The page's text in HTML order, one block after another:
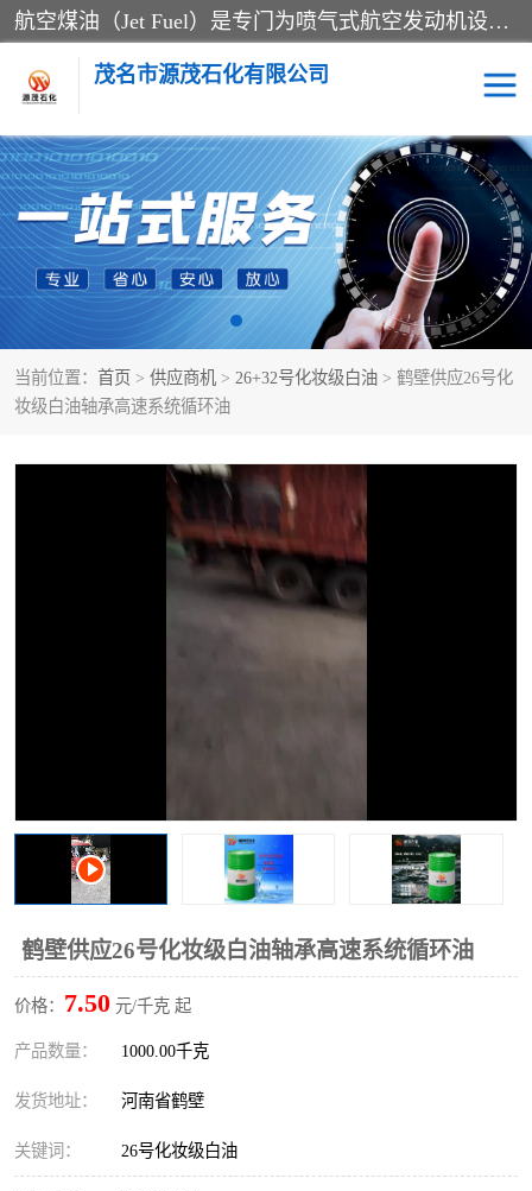
航空煤油（Jet Fuel）是专门为喷气式航空发动机设计的高纯度燃料，主要分为Jet A、Jet A-1和Jet B等类型。其特点是闪点高、低温流动性好，并添加了抗静电剂和抗氧化剂以确保飞行安全。航空煤油需
茂名市源茂石化有限公司
当前位置： 首页 > 供应商机 > 26+32号化妆级白油 > 鹤壁供应26号化
妆级白油轴承高速系统循环油
鹤壁供应26号化妆级白油轴承高速系统循环油
价格： 7.50 元/千克 起
产品数量： 1000.00千克
发货地址： 河南省鹤壁
关键词： 26号化妆级白油
RP3航空煤油 D20+D30溶剂油
D40+D60溶剂油 D80+D100溶剂油
6号+120号溶剂油 260号溶剂油
异构烷烃 天然乳胶
26+32号化妆级白油 46+68号化妆级白油